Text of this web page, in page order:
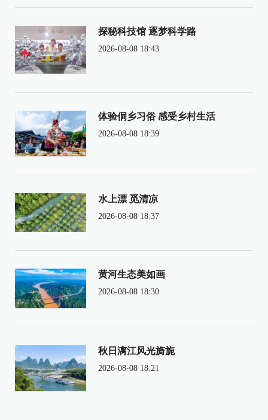
探秘科技馆 逐梦科学路
2026-08-08 18:43
体验侗乡习俗 感受乡村生活
2026-08-08 18:39
水上漂 觅清凉
2026-08-08 18:37
黄河生态美如画
2026-08-08 18:30
秋日漓江风光旖旎
2026-08-08 18:21